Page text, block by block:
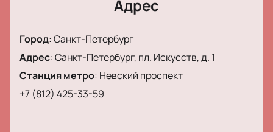
Адрес
Город:Санкт-Петербург
Адрес:Санкт-Петербург, пл. Искусств, д. 1
Станция метро: Невский проспект
+7 (812) 425-33-59